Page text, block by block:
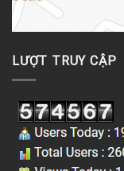
LƯỢT TRUY CẬP